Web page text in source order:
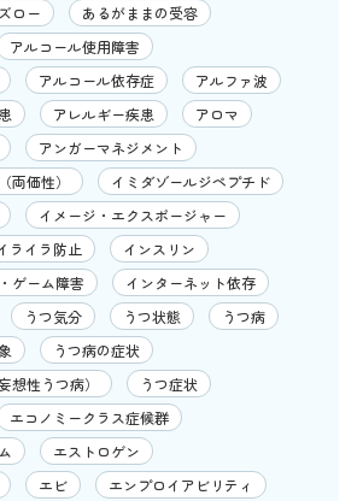
ロー
あるがままの受容
アルコール使用障害
アルコール依存症
アルファ波
アレルギー疾患
アロマ
アンガーマネジメント
両価性）
イミダゾールジペプチド
イメージ・エクスポージャー
ライラ防止
インスリン
ゲーム障害
インターネット依存
うつ気分 うつ状態
うつ病
うつ病の症状
想性うつ病）
うつ症状
エコノミークラス症候群
エストロゲン
エビ
エンプロイアビリティ